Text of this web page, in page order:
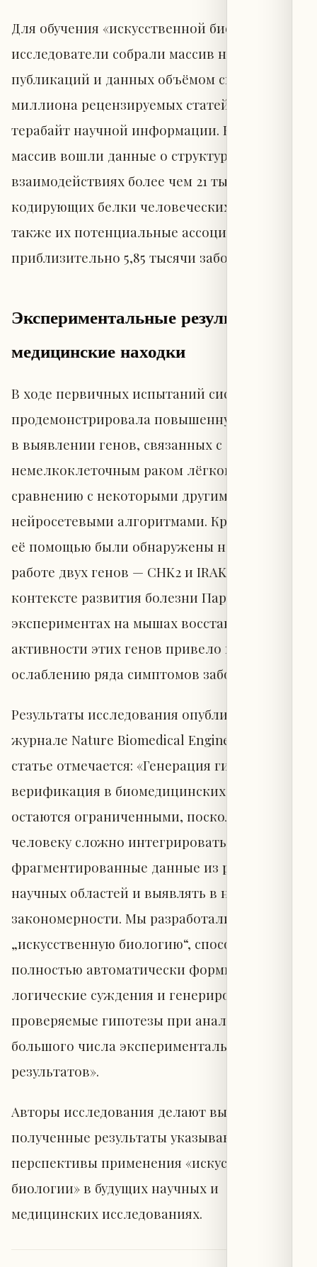
Для обучения «искусственной биологии»
исследователи собрали массив научных
публикаций и данных объёмом свыше 24,4
миллиона рецензируемых статей и более 613
терабайт научной информации. В этот
массив вошли данные о структуре и
взаимодействиях более чем 21 тысячи
кодирующих белки человеческих генов, а
также их потенциальные ассоциации с
приблизительно 5,85 тысячи заболеваниями.
Экспериментальные результаты и
медицинские находки
В ходе первичных испытаний система
продемонстрировала повышенную точность
в выявлении генов, связанных с
немелкоклеточным раком лёгкого, по
сравнению с некоторыми другими
нейросетевыми алгоритмами. Кроме того, с
её помощью были обнаружены нарушения в
работе двух генов — CHK2 и IRAK4 — в
контексте развития болезни Паркинсона. В
экспериментах на мышах восстановление
активности этих генов привело к
ослаблению ряда симптомов заболевания.
Результаты исследования опубликованы в
журнале Nature Biomedical Engineering. В
статье отмечается: «Генерация гипотез и их
верификация в биомедицинских науках
остаются ограниченными, поскольку
человеку сложно интегрировать
фрагментированные данные из различных
научных областей и выявлять в них новые
закономерности. Мы разработали
„искусственную биологию“, способную
полностью автоматически формировать
логические суждения и генерировать
проверяемые гипотезы при анализе
большого числа экспериментальных
результатов».
Авторы исследования делают вывод, что
полученные результаты указывают на
перспективы применения «искусственной
биологии» в будущих научных и
медицинских исследованиях.